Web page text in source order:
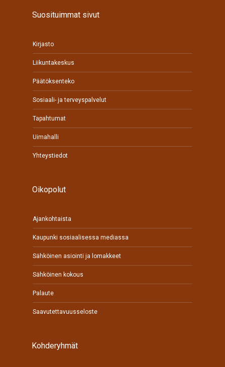
Suosituimmat sivut
Kirjasto
Liikuntakeskus
Päätöksenteko
Sosiaali- ja terveyspalvelut
Tapahtumat
Uimahalli
Yhteystiedot
Oikopolut
Ajankohtaista
Kaupunki sosiaalisessa mediassa
Sähköinen asiointi ja lomakkeet
Sähköinen kokous
Palaute
Saavutettavuusseloste
Kohderyhmät